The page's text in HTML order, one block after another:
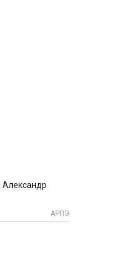
Александр
АРПЭ